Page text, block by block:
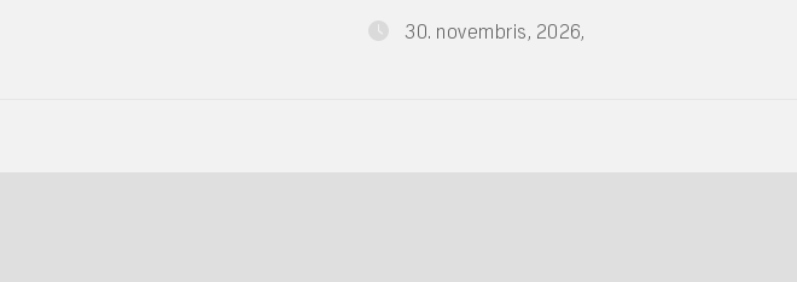
30. novembris, 2026,